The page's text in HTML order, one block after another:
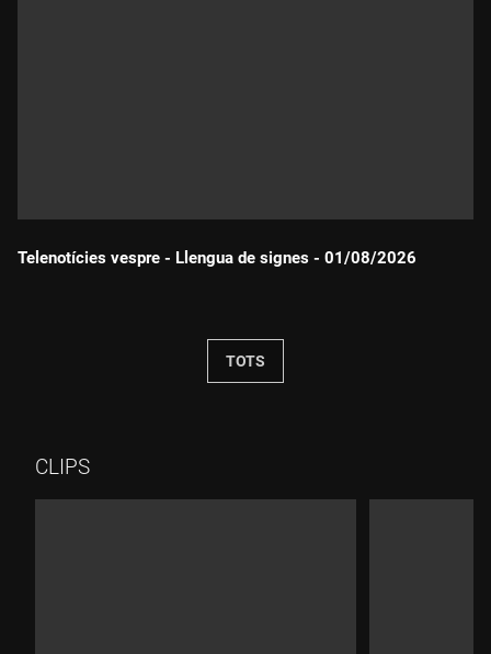
Telenotícies vespre - Llengua de signes - 01/08/2026
TOTS
CLIPS